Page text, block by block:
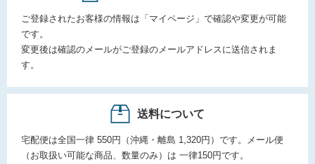
ご登録されたお客様の情報は「マイページ」で確認や変更が可能
です。
変更後は確認のメールがご登録のメールアドレスに送信されま
す。
送料について
宅配便は全国一律 550円（沖縄・離島 1,320円）です。メール便
（お取扱い可能な商品、数量のみ）は 一律150円です。